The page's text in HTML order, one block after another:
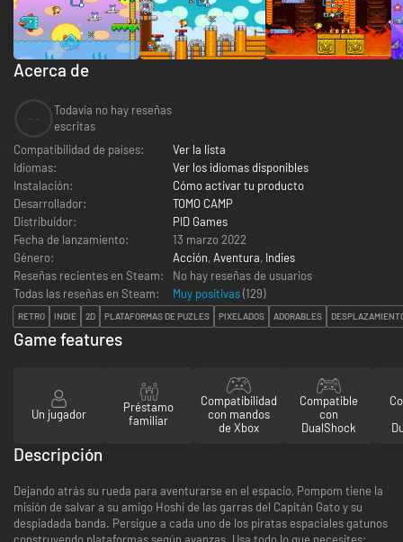
Acerca de
Todavía no hay reseñas
escritas
Compatibilidad de países:
Ver la lista
Idiomas:
Ver los idiomas disponibles
Instalación:
Cómo activar tu producto
Desarrollador:
TOMO CAMP
Distribuidor:
PID Games
Fecha de lanzamiento:
13 marzo 2022
Género:
Acción, Aventura, Indies
Reseñas recientes en Steam:
No hay reseñas de usuarios
Todas las reseñas en Steam:
Muy positivas(129)
RETRO INDIE 2D PLATAFORMAS DE PUZLES PIXELADOS ADORABLES
Game features
Un jugador
Préstamo
familiar
Compatibilidad
con mandos
de Xbox
Compatible
con
DualShock
Descripción
Dejando atrás su rueda para aventurarse en el espacio, Pompom tiene la
misión de salvar a su amigo Hoshi de las garras del Capitán Gato y su
despiadada banda. Persigue a cada uno de los piratas espaciales gatunos
construyendo plataformas según avanzas. Usa todo lo que necesites: